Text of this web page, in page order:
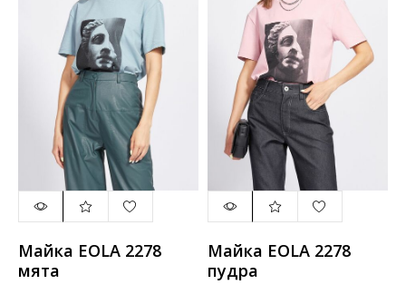
Майка EOLA 2278
мята
Майка EOLA 2278
пудра